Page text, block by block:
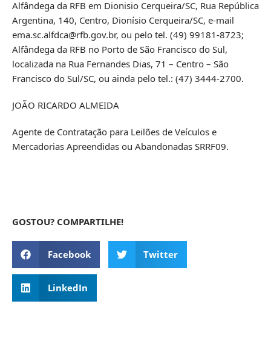
Alfândega da RFB em Dionisio Cerqueira/SC, Rua República
Argentina, 140, Centro, Dionísio Cerqueira/SC, e-mail
ema.sc.alfdca@rfb.gov.br, ou pelo tel. (49) 99181-8723;
Alfândega da RFB no Porto de São Francisco do Sul,
localizada na Rua Fernandes Dias, 71 – Centro – São
Francisco do Sul/SC, ou ainda pelo tel.: (47) 3444-2700.
JOÃO RICARDO ALMEIDA
Agente de Contratação para Leilões de Veículos e
Mercadorias Apreendidas ou Abandonadas SRRF09.
GOSTOU? COMPARTILHE!
Facebook Twitter
LinkedIn